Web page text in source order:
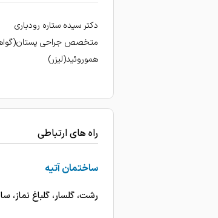
دکتر سیده ستاره رودباری
متخصص جراحی
هموروئید(لیزر)
راه های ارتباطی
ساختمان آتیه
رشت، گلسار، گلباغ نماز،